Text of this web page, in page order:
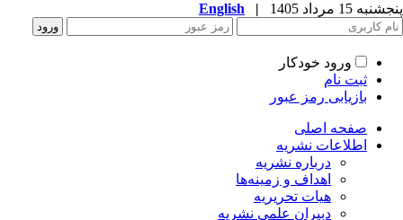
15 مرداد 1405 |
English
ورود خودکار
ثبت نام
بازیابی رمز عبور
صفحه اصلی
اطلاعات نشریه
درباره نشریه
اهداف و زمینه‌ها
هیات تحریریه
دبیران علمی نشریه